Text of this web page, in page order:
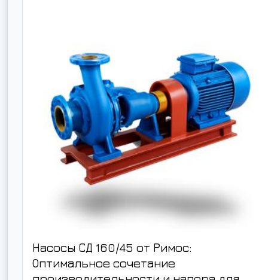
Насосы СД 160/45 от Римос:
Оптимальное сочетание